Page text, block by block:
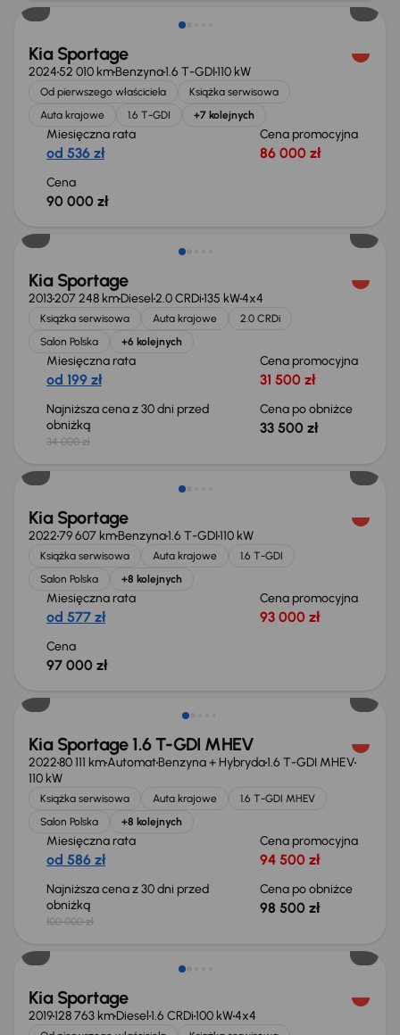
Kia Sportage
202452 010 kmBenzyna1.6 T-GDI110 kW
Od pierwszego właściciela
Książka serwisowa
Auta krajowe
1.6 T-GDI +7 kolejnych
Miesięczna rata
od 536 zł
Cena promocyjna
86 000 zł
Cena
90 000 zł
Kia Sportage
2013207 248 kmDiesel2.0 CRDi135 kW4x4
Książka serwisowa Auta krajowe
2.0 CRDi
Salon Polska
+6 kolejnych
Miesięczna rata
od 199 zł
Cena promocyjna
31 500 zł
Najniższa cena z 30 dni przed
obniżką
34 000 zł
Cena po obniżce
33 500 zł
Kia Sportage
202279 607 kmBenzyna1.6 T-GDI110 kW
Książka serwisowa Auta krajowe
1.6 T-GDI
Salon Polska
+8 kolejnych
Miesięczna rata
od 577 zł
Cena promocyjna
93 000 zł
Cena
97 000 zł
Kia Sportage 1.6 T-GDI MHEV
202280 111 kmAutomatBenzyna + Hybryda1.6 T-GDI MHEV
110 kW
Książka serwisowa Auta krajowe
1.6 T-GDI MHEV
Salon Polska
+8 kolejnych
Miesięczna rata
od 586 zł
Cena promocyjna
94 500 zł
Najniższa cena z 30 dni przed
obniżką
100 000 zł
Cena po obniżce
98 500 zł
Możliwość odliczenia VAT
Kia Sportage
2019128 763 kmDiesel1.6 CRDi100 kW4x4